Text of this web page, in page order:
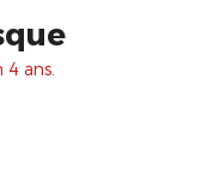
ans.